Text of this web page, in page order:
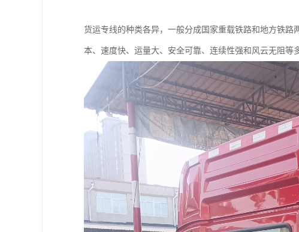
货运专线的种类各异，一般分成国家重载铁路和地方铁
本、速度快、运量大、安全可靠、连续性强和风云无阻等